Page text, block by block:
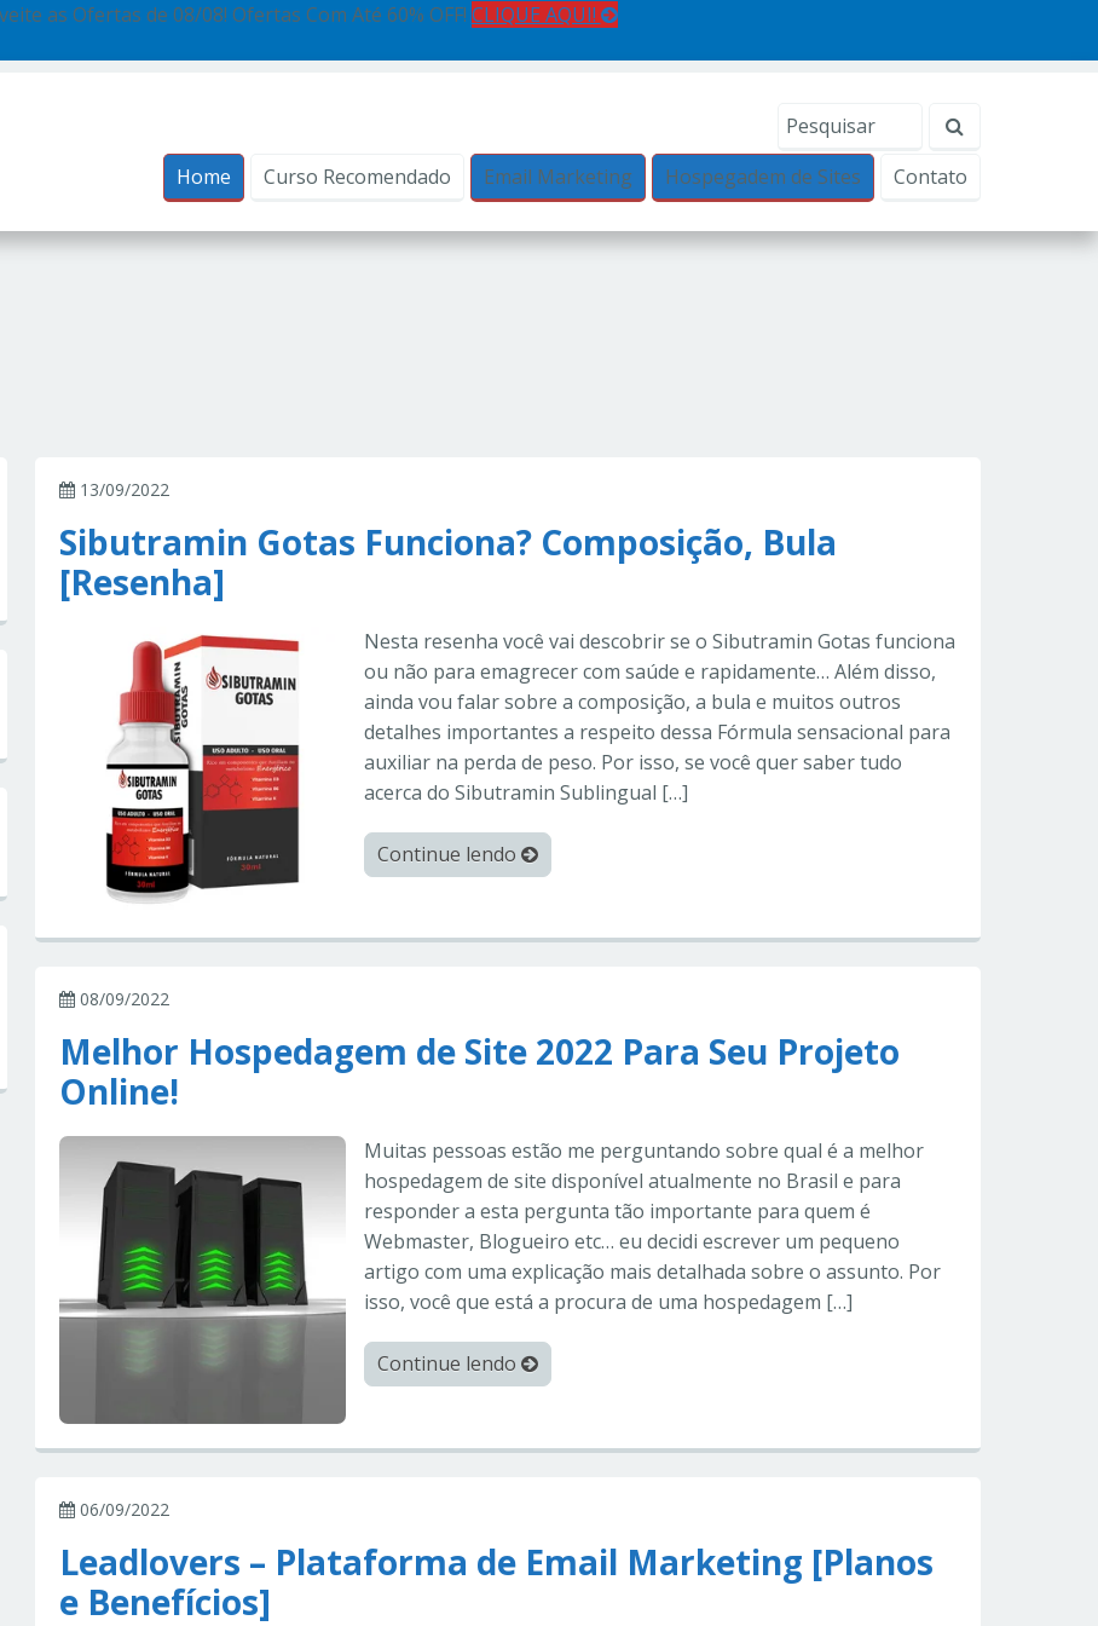
as Ofertas de 08/08! Ofertas Com Até 60% OFF! CLIQUE AQUI!
Home Curso Recomendado Email Marketing Hospegadem de Sites Contato
13/09/2022
Sibutramin Gotas Funciona? Composição, Bula
[Resenha]
Nesta resenha você vai descobrir se o Sibutramin Gotas funciona
ou não para emagrecer com saúde e rapidamente… Além disso,
ainda vou falar sobre a composição, a bula e muitos outros
detalhes importantes a respeito dessa Fórmula sensacional para
auxiliar na perda de peso. Por isso, se você quer saber tudo
acerca do Sibutramin Sublingual […]
Continue lendo
08/09/2022
Melhor Hospedagem de Site 2022 Para Seu Projeto
Online!
Muitas pessoas estão me perguntando sobre qual é a melhor
hospedagem de site disponível atualmente no Brasil e para
responder a esta pergunta tão importante para quem é
Webmaster, Blogueiro etc… eu decidi escrever um pequeno
artigo com uma explicação mais detalhada sobre o assunto. Por
isso, você que está a procura de uma hospedagem […]
Continue lendo
06/09/2022
Leadlovers – Plataforma de Email Marketing [Planos
e Benefícios]